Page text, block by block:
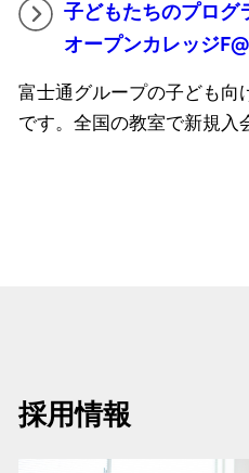
子どもたちのプログ
オープンカレッジ
富士通グループの子ども向
です。全国の教室で新規入
採用情報